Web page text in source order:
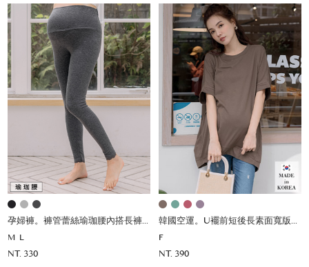
孕婦褲。褲管蕾絲瑜珈腰內搭長褲(薄)
M L
NT. 330
韓國空運。U襬前短後長素面寬版上衣
F
NT. 390